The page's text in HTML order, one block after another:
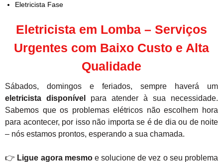
Eletricista Fase
Eletricista em Lomba – Serviços
Urgentes com Baixo Custo e Alta
Qualidade
Sábados, domingos e feriados, sempre haverá um
eletricista disponível
para atender à sua necessidade.
Sabemos que os problemas elétricos não escolhem hora
para acontecer, por isso não importa se é de dia ou de noite
– nós estamos prontos, esperando a sua chamada.
👉 Ligue agora mesmoe solucione de vez o seu problema